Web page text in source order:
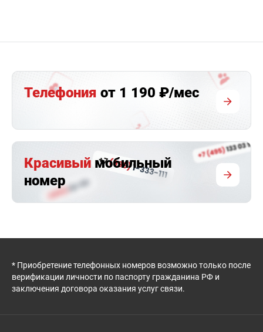
Телефония от 1 190 ₽/мес
Красивый мобильный
номер
* Приобретение телефонных номеров возможно только после
верификации личности по паспорту гражданина РФ и
заключения договора оказания услуг связи.